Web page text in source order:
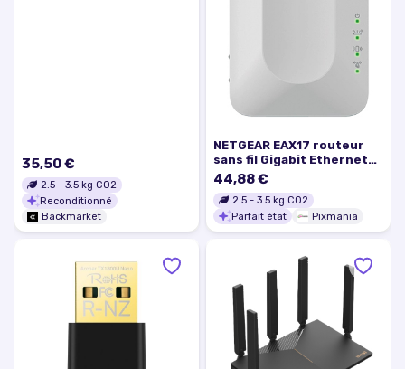
35,50 €
2.5 - 3.5 kg CO2
Reconditionné
Backmarket
NETGEAR EAX17 routeur
sans fil Gigabit Ethernet
Bi-bande (2,4 GHz / 5 GHz)
Blanc - Excellent état
44,88 €
2.5 - 3.5 kg CO2
Parfait état
Pixmania